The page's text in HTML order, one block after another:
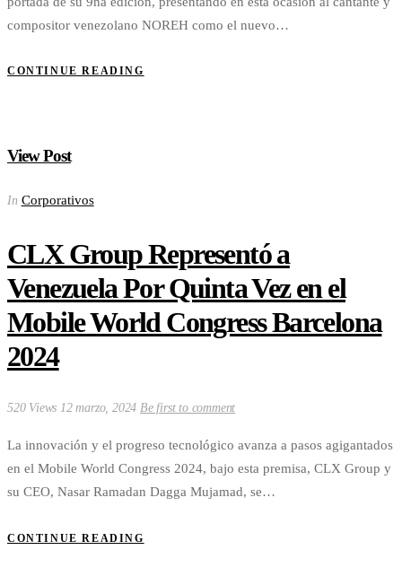
compositor venezolano NOREH como el nuevo…
CONTINUE READING
View Post
In Corporativos
CLX Group Representó a
Venezuela Por Quinta Vez en el
Mobile World Congress Barcelona
2024
520 Views 12 marzo, 2024Be first to comment
La innovación y el progreso tecnológico avanza a pasos agigantados
en el Mobile World Congress 2024, bajo esta premisa, CLX Group y
su CEO, Nasar Ramadan Dagga Mujamad, se…
CONTINUE READING